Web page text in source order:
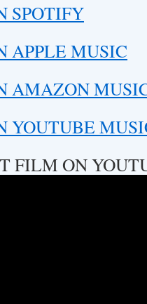
SPOTIFY
APPLE MUSIC
AMAZON
YOUTUBE
FILM ON